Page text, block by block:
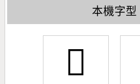
本機字型
󹎈